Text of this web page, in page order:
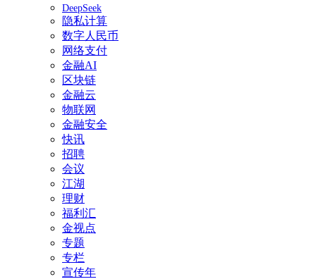
DeepSeek
隐私计算
数字人民币
网络支付
金融AI
区块链
金融云
物联网
金融安全
快讯
招聘
会议
江湖
理财
福利汇
金视点
专题
专栏
宣传年